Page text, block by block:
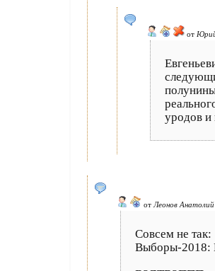
от
уродов и
от Леонов
Совсем не так:
Выборы-2018: